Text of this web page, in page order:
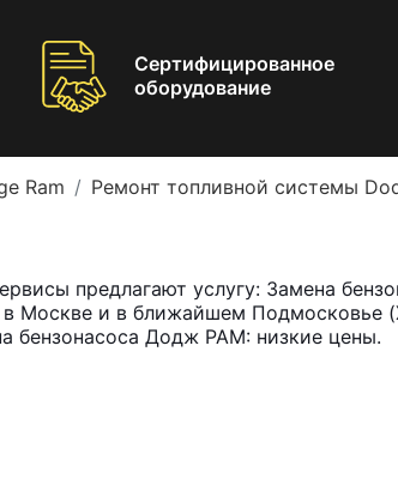
Сертифицированное
оборудование
Ram Ремонт топливной системы
предлагают услугу: Замена
Москве и в ближайшем Подмосковье
бензонасоса Додж РАМ: низкие цены.